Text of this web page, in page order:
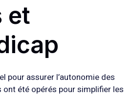
et
assurer l’autonomie des
été opérés pour simplifier les